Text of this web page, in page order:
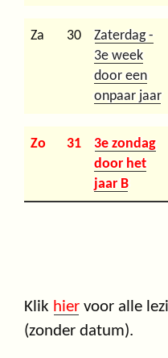
Za 30
Zaterdag -
3e week
door een
onpaar jaar
Zo 31
3e zondag
door het
jaar B
Klik hier voor alle
(zonder datum).